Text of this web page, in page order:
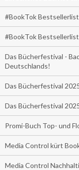
#BookTok
#BookTok
Das Bücherfestival -
Deutschlands!
Das Bücherfestival
Das Bücherfestival
Promi-Buch Top- und
Media Control kürt
Media Control